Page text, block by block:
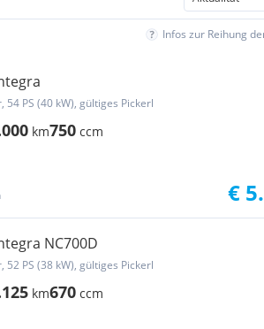
Infos zur Reihung
54 PS (40 kW), gültiges Pickerl
km750 ccm
€
NC700D
52 PS (38 kW), gültiges Pickerl
km670 ccm